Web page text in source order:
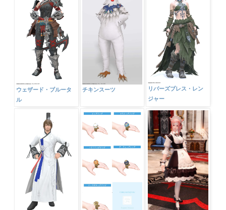
ウェザード・ブルータ
ル
チキンスーツ
リバーズブレス・レン
ジャー